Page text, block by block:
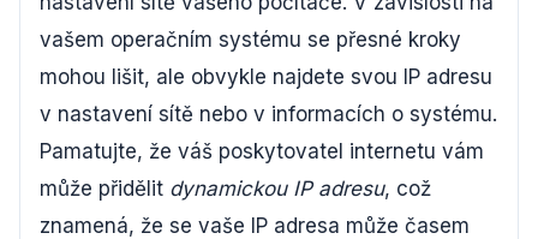
vašem operačním systému se přesné kroky
mohou lišit, ale obvykle najdete svou IP adresu
v nastavení sítě nebo v informacích o systému.
Pamatujte, že váš poskytovatel internetu vám
může přidělit dynamickou IP adresu, což
znamená, že se vaše IP adresa může časem